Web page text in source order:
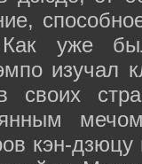
Как уже
изучал
кэн-